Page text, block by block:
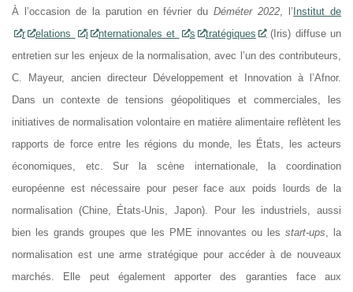
À l’occasion de la parution en février duDéméter 2022, l’ Institut de
r
elations i nternationales et s tratégiques
(Iris) diffuse un
entretien sur les enjeux de la normalisation, avec l’un des contributeurs,
C. Mayeur, ancien directeur Développement et Innovation à l’Afnor.
Dans un contexte de tensions géopolitiques et commerciales, les
initiatives de normalisation volontaire en matière alimentaire reflètent les
rapports de force entre les régions du monde, les États, les acteurs
économiques, etc. Sur la scène internationale, la coordination
européenne est nécessaire pour peser face aux poids lourds de la
normalisation (Chine, États-Unis, Japon). Pour les industriels, aussi
bien les grands groupes que les PME innovantes ou les start-ups, la
normalisation est une arme stratégique pour accéder à de nouveaux
marchés. Elle peut également apporter des garanties face aux